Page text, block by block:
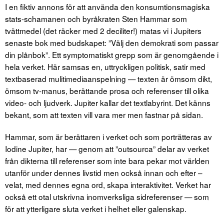
I en fiktiv annons för att använda den konsumtionsmagiska
stats-schamanen och byråkraten Sten Hammar som
tvättmedel (det räcker med 2 deciliter!) matas vi i Jupiters
senaste bok med budskapet: ”Välj den demokrati som passar
din plånbok”. Ett symptomatiskt grepp som är genomgående i
hela verket. Här samsas en, uttryckligen politisk, satir med
textbaserad mulitimediaanspelning — texten är ömsom dikt,
ömsom tv-manus, berättande prosa och referenser till olika
video- och ljudverk. Jupiter kallar det textlabyrint. Det känns
bekant, som att texten vill vara mer men fastnar på sidan.
Hammar, som är berättaren i verket och som porträtteras av
Iodine Jupiter, har — genom att ”outsourca” delar av verket
från dikterna till referenser som inte bara pekar mot världen
utanför under dennes livstid men också innan och efter –
velat, med dennes egna ord, skapa interaktivitet. Verket har
också ett otal utskrivna inomverksliga sidreferenser — som
för att ytterligare sluta verket i helhet eller galenskap.